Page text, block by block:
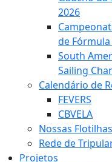
2026
de
South
Sailing
Calendário de
FEVERS
CBVELA
Nossas Flotilhas
Rede de
Projetos